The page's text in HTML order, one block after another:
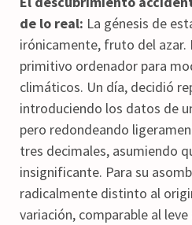
de lo real: La génesis de
irónicamente, fruto del azar.
primitivo ordenador para
climáticos. Un día, decidió
introduciendo los datos de
pero redondeando
tres decimales, asumiendo
insignificante. Para su
radicalmente distinto al
variación, comparable al